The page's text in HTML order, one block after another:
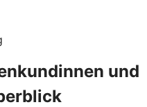
und